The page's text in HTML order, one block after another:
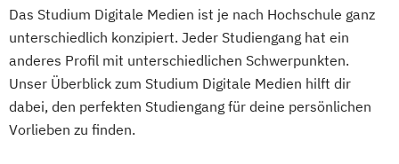
Das Studium Digitale Medien ist je nach Hochschule ganz
unterschiedlich konzipiert. Jeder Studiengang hat ein
anderes Profil mit unterschiedlichen Schwerpunkten.
Unser Überblick zum Studium Digitale Medien hilft dir
dabei, den perfekten Studiengang für deine persönlichen
Vorlieben zu finden.